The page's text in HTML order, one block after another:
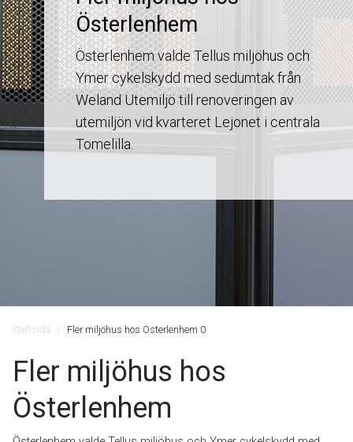
Österlenhem
Österlenhem valde Tellus miljöhus och
Ymer cykelskydd med sedumtak från
Weland Utemiljö till renoveringen av
utemiljön vid kvarteret Lejonet i centrala
Tomelilla.
Startsida Fler miljöhus hos Österlenhem 0
Fler miljöhus hos
Österlenhem